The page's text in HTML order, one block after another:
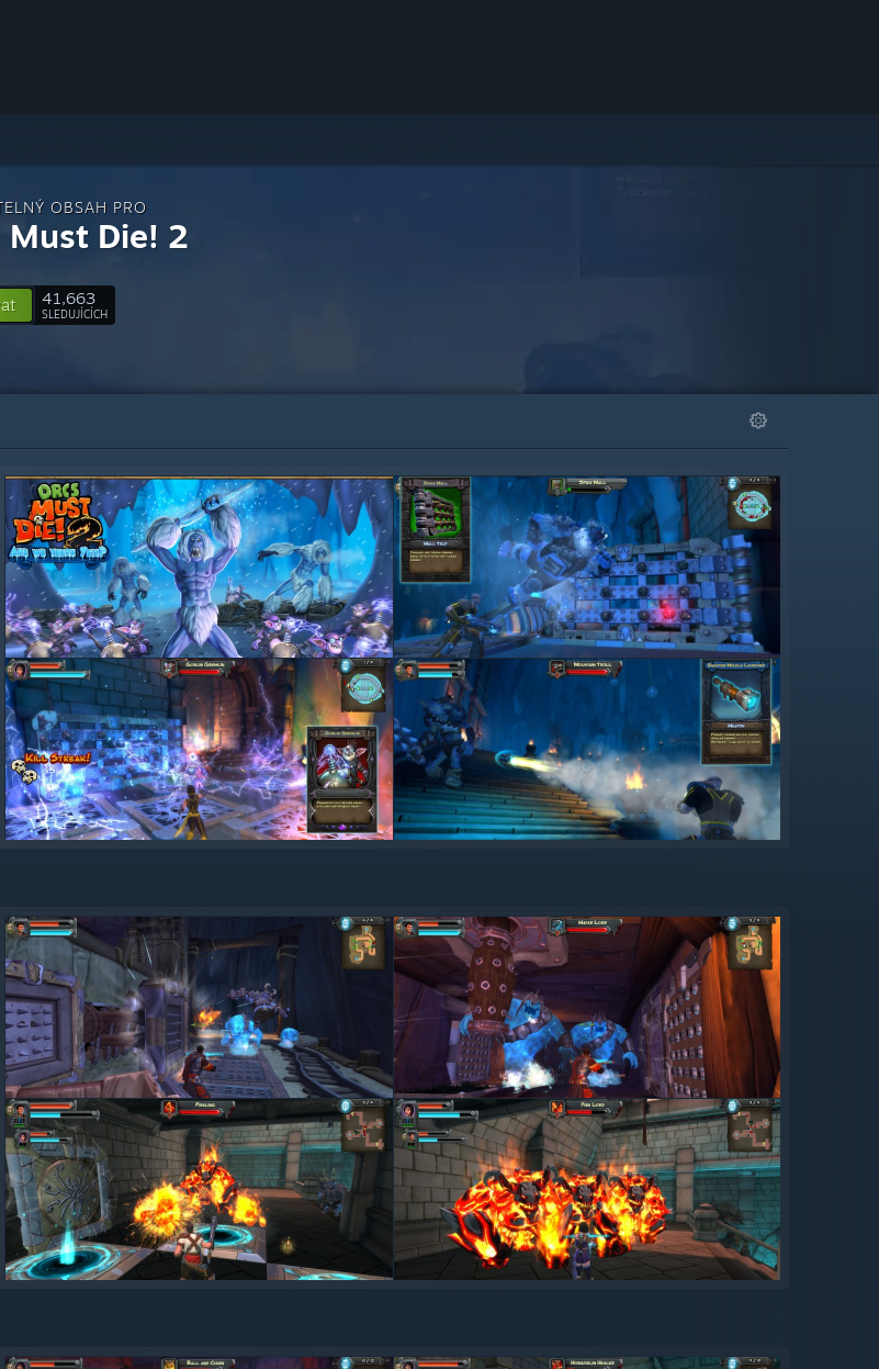
OBSAH PRO
Must Die! 2
41,663
SLEDUJÍCÍCH